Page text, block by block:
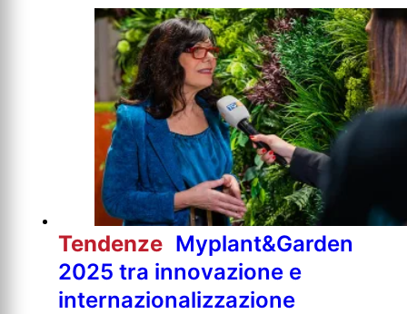
Tendenze Myplant&Garden
2025 tra innovazione e
internazionalizzazione